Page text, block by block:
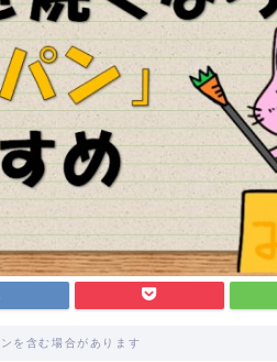
を含む場合があります